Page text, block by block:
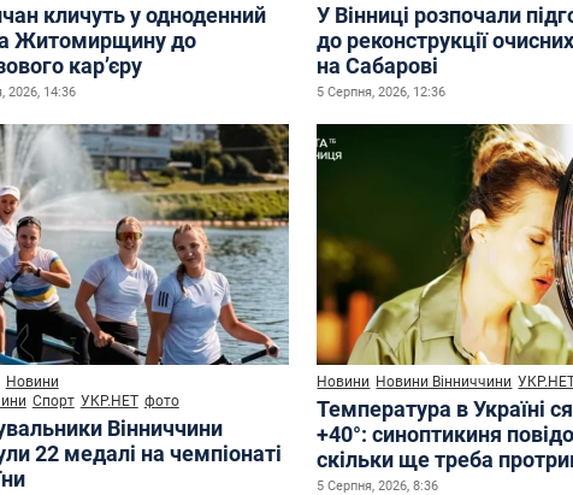
кличуть у одноденний
Житомирщину до
кар’єру
2026, 14:36
У Вінниці розпочали
до реконструкції
на Сабарові
5 Серпня, 2026, 12:36
Новини
Спорт УКР.НЕТ фото
Вінниччини
22 медалі на чемпіонаті
Новини Новини Вінниччини
Температура в Україні
+40°: синоптикиня
скільки ще треба
5 Серпня, 2026, 8:36